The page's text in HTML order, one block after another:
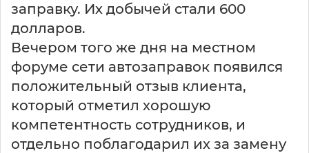
заправку. Их добычей стали 600
долларов.
Вечером того же дня на местном
форуме сети автозаправок появился
положительный отзыв клиента,
который отметил хорошую
компетентность сотрудников, и
отдельно поблагодарил их за замену